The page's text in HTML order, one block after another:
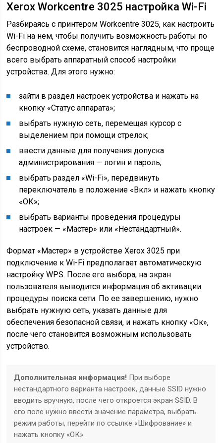
Xerox Workcentre 3025 настройка Wi-Fi
Разбираясь с принтером Workcentre 3025, как настроить
Wi-Fi на нем, чтобы получить возможность работы по
беспроводной схеме, становится наглядным, что проще
всего выбрать аппаратный способ настройки
устройства. Для этого нужно:
зайти в раздел настроек устройства и нажать на
кнопку «Статус аппарата»;
выбрать нужную сеть, перемещая курсор с
выделением при помощи стрелок;
ввести данные для получения допуска
администрирования — логин и пароль;
выбрать раздел «Wi-Fi», передвинуть
переключатель в положение «Вкл» и нажать кнопку
«ОК»;
выбрать варианты проведения процедуры
настроек — «Мастер» или «Нестандартный».
Формат «Мастер» в устройстве Xerox 3025 при
подключение к Wi-Fi предполагает автоматическую
настройку WPS. После его выбора, на экран
пользователя выводится информация об активации
процедуры поиска сети. По ее завершению, нужно
выбрать нужную сеть, указать данные для
обеспечения безопасной связи, и нажать кнопку «Ок»,
после чего становится возможным использовать
устройство.
Дополнительная информация! При выборе
нестандартного варианта настроек, данные SSID нужно
вводить вручную, после чего откроется экран SSID. В
его поле нужно ввести значение параметра, выбрать
режим работы, перейти по ссылке «Шифрование» и
нажать кнопку «ОК».